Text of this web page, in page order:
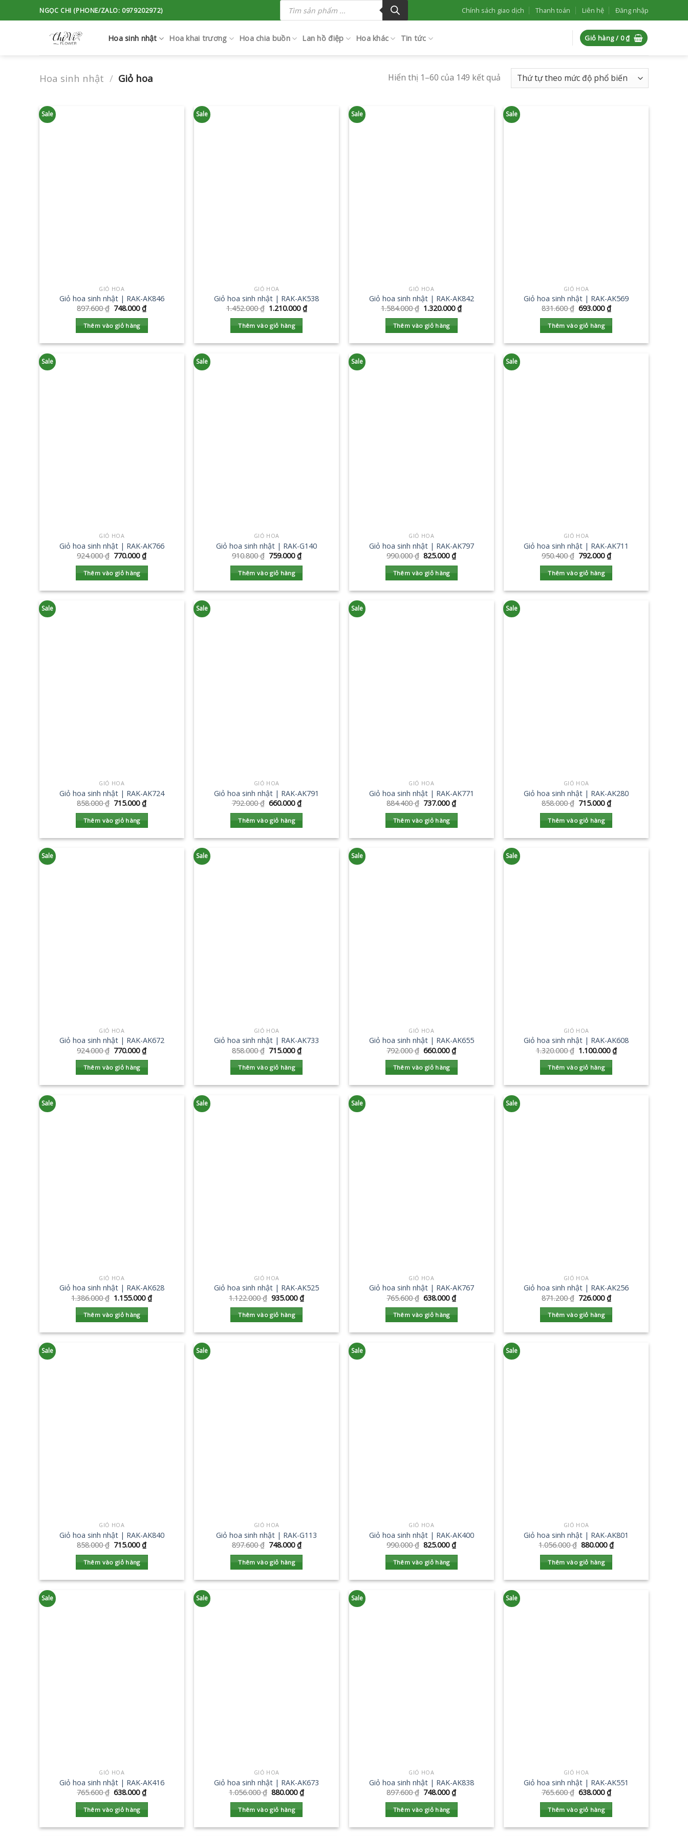
to
NGỌC CHI (PHONE/ZALO: 0979202972)
Tìm
kiếm
phẩm
Chính sách giao dịch Thanh toán Liên hệ Đăng nhập
Hoa sinh nhật Hoa khai trương Hoa chia buồn Lan hồ điệp Hoa khác Tin tức Giỏ hàng / 0₫
Hoa sinh nhật / Giỏ hoa Hiển thị 1–60 của 149 kết quả
Sale
GIỎ HOA
Giỏ hoa sinh nhật | RAK-AK846
897.600₫ 748.000₫
Thêm vào giỏ hàng
Sale
GIỎ HOA
Giỏ hoa sinh nhật | RAK-AK538
1.452.000₫ 1.210.000₫
Thêm vào giỏ hàng
Sale
GIỎ HOA
Giỏ hoa sinh nhật | RAK-AK842
1.584.000₫ 1.320.000₫
Thêm vào giỏ hàng
Sale
GIỎ HOA
Giỏ hoa sinh nhật | RAK-AK569
831.600₫ 693.000₫
Thêm vào giỏ hàng
Sale
GIỎ HOA
Giỏ hoa sinh nhật | RAK-AK766
924.000₫ 770.000₫
Thêm vào giỏ hàng
Sale
GIỎ HOA
Giỏ hoa sinh nhật | RAK-G140
910.800₫ 759.000₫
Thêm vào giỏ hàng
Sale
GIỎ HOA
Giỏ hoa sinh nhật | RAK-AK797
990.000₫ 825.000₫
Thêm vào giỏ hàng
Sale
GIỎ HOA
Giỏ hoa sinh nhật | RAK-AK711
950.400₫ 792.000₫
Thêm vào giỏ hàng
Sale
GIỎ HOA
Giỏ hoa sinh nhật | RAK-AK724
858.000₫ 715.000₫
Thêm vào giỏ hàng
Sale
GIỎ HOA
Giỏ hoa sinh nhật | RAK-AK791
792.000₫ 660.000₫
Thêm vào giỏ hàng
Sale
GIỎ HOA
Giỏ hoa sinh nhật | RAK-AK771
884.400₫ 737.000₫
Thêm vào giỏ hàng
Sale
GIỎ HOA
Giỏ hoa sinh nhật | RAK-AK280
858.000₫ 715.000₫
Thêm vào giỏ hàng
Sale
GIỎ HOA
Giỏ hoa sinh nhật | RAK-AK672
924.000₫ 770.000₫
Thêm vào giỏ hàng
Sale
GIỎ HOA
Giỏ hoa sinh nhật | RAK-AK733
858.000₫ 715.000₫
Thêm vào giỏ hàng
Sale
GIỎ HOA
Giỏ hoa sinh nhật | RAK-AK655
792.000₫ 660.000₫
Thêm vào giỏ hàng
Sale
GIỎ HOA
Giỏ hoa sinh nhật | RAK-AK608
1.320.000₫ 1.100.000₫
Thêm vào giỏ hàng
Sale
GIỎ HOA
Giỏ hoa sinh nhật | RAK-AK628
1.386.000₫ 1.155.000₫
Thêm vào giỏ hàng
Sale
GIỎ HOA
Giỏ hoa sinh nhật | RAK-AK525
1.122.000₫ 935.000₫
Thêm vào giỏ hàng
Sale
GIỎ HOA
Giỏ hoa sinh nhật | RAK-AK767
765.600₫ 638.000₫
Thêm vào giỏ hàng
Sale
GIỎ HOA
Giỏ hoa sinh nhật | RAK-AK256
871.200₫ 726.000₫
Thêm vào giỏ hàng
Sale
GIỎ HOA
Giỏ hoa sinh nhật | RAK-AK840
858.000₫ 715.000₫
Thêm vào giỏ hàng
Sale
GIỎ HOA
Giỏ hoa sinh nhật | RAK-G113
897.600₫ 748.000₫
Thêm vào giỏ hàng
Sale
GIỎ HOA
Giỏ hoa sinh nhật | RAK-AK400
990.000₫ 825.000₫
Thêm vào giỏ hàng
Sale
GIỎ HOA
Giỏ hoa sinh nhật | RAK-AK801
1.056.000₫ 880.000₫
Thêm vào giỏ hàng
Sale
GIỎ HOA
Giỏ hoa sinh nhật | RAK-AK416
765.600₫ 638.000₫
Thêm vào giỏ hàng
Sale
GIỎ HOA
Giỏ hoa sinh nhật | RAK-AK673
1.056.000₫ 880.000₫
Thêm vào giỏ hàng
Sale
GIỎ HOA
Giỏ hoa sinh nhật | RAK-AK838
897.600₫ 748.000₫
Thêm vào giỏ hàng
Sale
GIỎ HOA
Giỏ hoa sinh nhật | RAK-AK551
765.600₫ 638.000₫
Thêm vào giỏ hàng